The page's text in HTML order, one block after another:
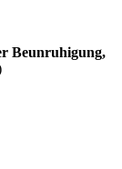
Beunruhigung,